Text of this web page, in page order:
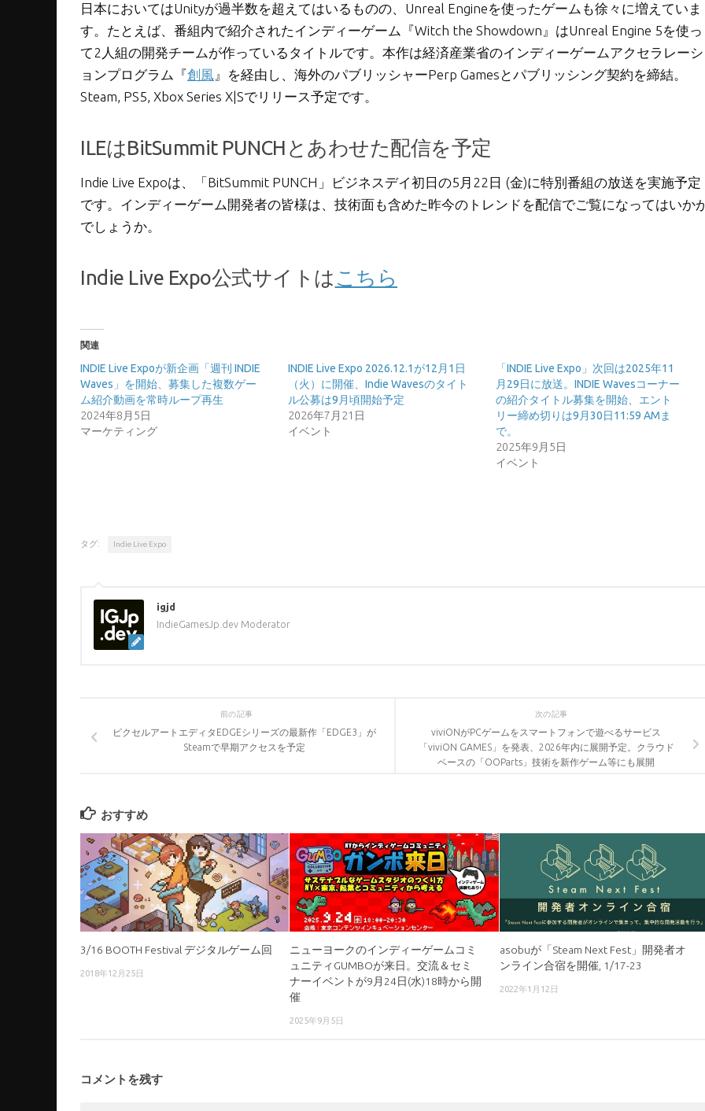
日本においてはUnityが過半数を超えてはいるものの、Unreal Engineを使ったゲームも徐々に増えていま
す。たとえば、番組内で紹介されたインディーゲーム『Witch the Showdown』はUnreal Engine 5を使っ
て2人組の開発チームが作っているタイトルです。本作は経済産業省のインディーゲームアクセラレーシ
ョンプログラム『創風 』を経由し、海外のパブリッシャーPerp Gamesとパブリッシング契約を締結。
Steam, PS5, Xbox Series X|Sでリリース予定です。
ILEはBitSummit PUNCHとあわせた配信を予定
Indie Live Expoは、「BitSummit PUNCH」ビジネスデイ初日の5月22日 (金)に特別番組の放送を実施予定
です。インディーゲーム開発者の皆様は、技術面も含めた昨今のトレンドを配信でご覧になってはいか
でしょうか。
Indie Live Expo公式サイトは こちら
関連
INDIE Live Expoが新企画「週刊 INDIE
Waves」を開始、募集した複数ゲー
ム紹介動画を常時ループ再生
2024年8月5日
マーケティング
INDIE Live Expo 2026.12.1が12月1日
（火）に開催、Indie Wavesのタイト
ル公募は9月頃開始予定
2026年7月21日
イベント
「INDIE Live Expo」次回は2025年11
月29日に放送。INDIE Wavesコーナー
の紹介タイトル募集を開始、エント
リー締め切りは9月30日11:59 AMま
で。
2025年9月5日
イベント
タグ: Indie Live Expo
igjd
IndieGamesJp.dev Moderator
次の記事
viviONがPCゲームをスマートフォンで遊べるサービス
「viviON GAMES」を発表、2026年内に展開予定。クラウド
ベースの「OOParts」技術を新作ゲーム等にも展開
前の記事
ピクセルアートエディタEDGEシリーズの最新作「EDGE3」が
Steamで早期アクセスを予定
おすすめ
3/16 BOOTH Festival デジタルゲーム回
2018年12月25日
ニューヨークのインディーゲームコミ
ュニティGUMBOが来日。交流＆セミ
ナーイベントが9月24日(水)18時から開
催
2025年9月5日
asobuが「Steam Next Fest」開発者オ
ンライン合宿を開催, 1/17-23
2022年1月12日
コメントを残す